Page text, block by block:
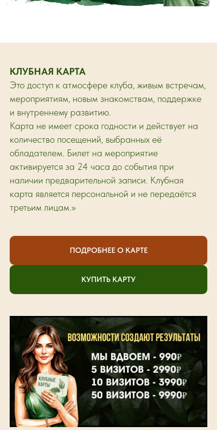
КЛУБНАЯ КАРТА
Это доступ к атмосфере клуба, живым встречам,
мероприятиям, новым знакомствам, поддержке
и внутреннему развитию.
Карта не имеет срока годности и действует на
количество посещений, выбранных её
обладателем. Билет на мероприятие
активируется за 24 часа до события при
наличии предварительной записи. Клубная
карта является персональной и не передаётся
третьим лицам.»
ПОДРОБНЕЕ О КАРТЕ
КУПИТЬ КАРТУ